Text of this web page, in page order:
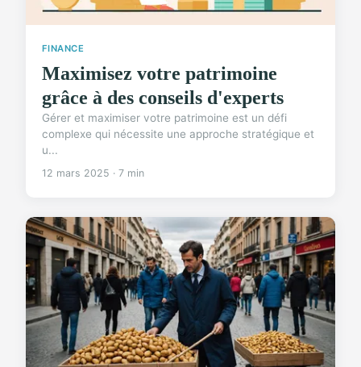
FINANCE
Maximisez votre patrimoine
grâce à des conseils d'experts
Gérer et maximiser votre patrimoine est un défi
complexe qui nécessite une approche stratégique et
u...
12 mars 2025 · 7 min